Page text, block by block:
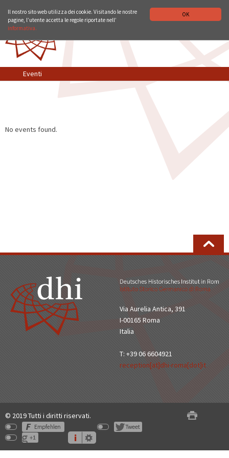
OK
Il nostro sito web utilizza dei cookie. Visitando le nostre
pagine, l’utente accetta le regole riportate nell’
informativa.
Eventi
No events found.
Via Aurelia Antica, 391
I-00165 Roma
Italia
T: +39 06 6604921
reception[at]dhi-roma[dot]it
© 2019 Tutti i diritti riservati.